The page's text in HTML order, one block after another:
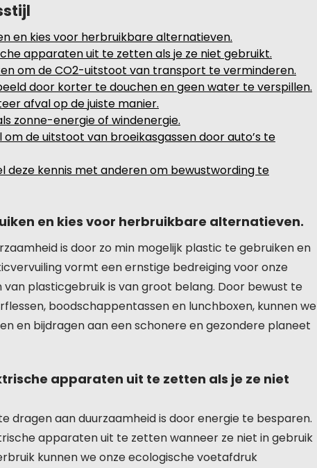
en kies voor herbruikbare alternatieven.
apparaten uit te zetten als je ze niet gebruikt.
om de CO2-uitstoot van transport te verminderen.
door korter te douchen en geen water te verspillen.
afval op de juiste manier.
zonne-energie of windenergie.
de uitstoot van broeikasgassen door auto’s te
deze kennis met anderen om bewustwording te
en kies voor herbruikbare alternatieven.
is door zo min mogelijk plastic te gebruiken en
vormt een ernstige bedreiging voor onze
plasticgebruik is van groot belang. Door bewust te
boodschappentassen en lunchboxen, kunnen we
en bijdragen aan een schonere en gezondere planeet
apparaten uit te zetten als je ze niet
dragen aan duurzaamheid is door energie te besparen.
apparaten uit te zetten wanneer ze niet in gebruik
kunnen we onze ecologische voetafdruk